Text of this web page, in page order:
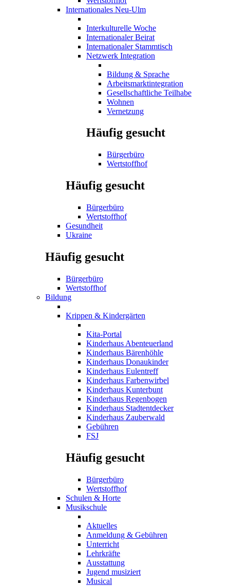
Internationales Neu-Ulm
Interkulturelle Woche
Internationaler Beirat
Internationaler Stammtisch
Netzwerk Integration
Bildung & Sprache
Arbeitsmarktintegration
Gesellschaftliche Teilhabe
Wohnen
Vernetzung
Häufig gesucht
Bürgerbüro
Wertstoffhof
Häufig gesucht
Bürgerbüro
Wertstoffhof
Gesundheit
Ukraine
Häufig gesucht
Bürgerbüro
Wertstoffhof
Bildung
Krippen & Kindergärten
Kita-Portal
Kinderhaus Abenteuerland
Kinderhaus Bärenhöhle
Kinderhaus Donaukinder
Kinderhaus Eulentreff
Kinderhaus Farbenwirbel
Kinderhaus Kunterbunt
Kinderhaus Regenbogen
Kinderhaus Stadtentdecker
Kinderhaus Zauberwald
Gebühren
FSJ
Häufig gesucht
Bürgerbüro
Wertstoffhof
Schulen & Horte
Musikschule
Aktuelles
Anmeldung & Gebühren
Unterricht
Lehrkräfte
Ausstattung
Jugend musiziert
Musical